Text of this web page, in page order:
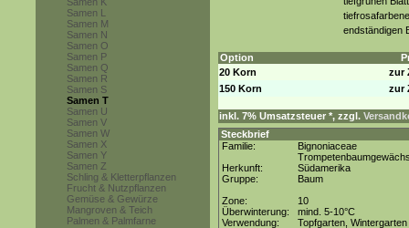
Samen L
Samen M
Samen N
Samen O
Samen P
Samen Q
Samen R
Samen S
Samen T
Samen U
Samen V
Samen W
Samen X
Samen Y
Samen Z
Schling & Kletterpflanzen
Frucht & Nutzpflanzen
Gemüse & Gewürze
Mangroven & Teich
Palmen & Palmfarne
endständigen
Option
20 Korn
zur
150 Korn
zur
inkl. 7% Umsatzsteuer *, zzgl.
Steckbrief
Familie:
Bignoniaceae
Herkunft:
Südamerika
Gruppe:
Baum
Zone:
10
Überwinterung:
mind. 5-10°C
Verwendung:
Topfgarten, Wintergarten